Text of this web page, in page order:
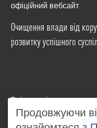
офіційний вебсайт
Очищення влади від
розвитку успішного
Всі матеріали на
ліцензіїCreative
NoDerivatives 4.0
Продовжуючи